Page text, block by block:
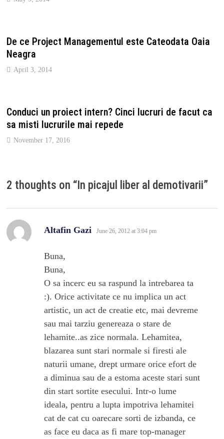
De ce Project Managementul este Cateodata Oaia
Neagra
April 3, 2014
Conduci un proiect intern? Cinci lucruri de facut ca
sa misti lucrurile mai repede
November 17, 2016
2 thoughts on “In picajul liber al demotivarii”
Altafin Gazi says:
June 26, 2012 at 3:04 pm
Buna,
Buna,
O sa incerc eu sa raspund la intrebarea ta
:). Orice activitate ce nu implica un act
artistic, un act de creatie etc, mai devreme
sau mai tarziu genereaza o stare de
lehamite..as zice normala. Lehamitea,
blazarea sunt stari normale si firesti ale
naturii umane, drept urmare orice efort de
a diminua sau de a estoma aceste stari sunt
din start sortite esecului. Intr-o lume
ideala, pentru a lupta impotriva lehamitei
cat de cat cu oarecare sorti de izbanda, ce
as face eu daca as fi mare top-manager